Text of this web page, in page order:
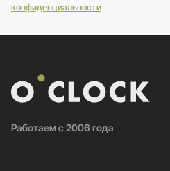
конфиденциальности
Работаем с 2006 года